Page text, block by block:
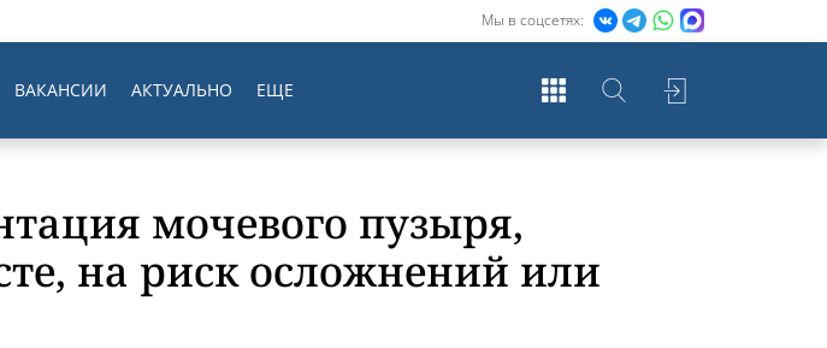
Мы в соцсетях:
ВАКАНСИИ АКТУАЛЬНО ЕЩЕ
мочевого пузыря,
на риск осложнений или